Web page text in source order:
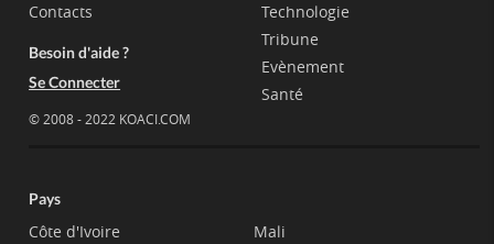
Contacts
Besoin d'aide ?
Se Connecter
© 2008 - 2022 KOACI.COM
Technologie
Tribune
Evènement
Santé
Pays
Côte d'Ivoire
Mali